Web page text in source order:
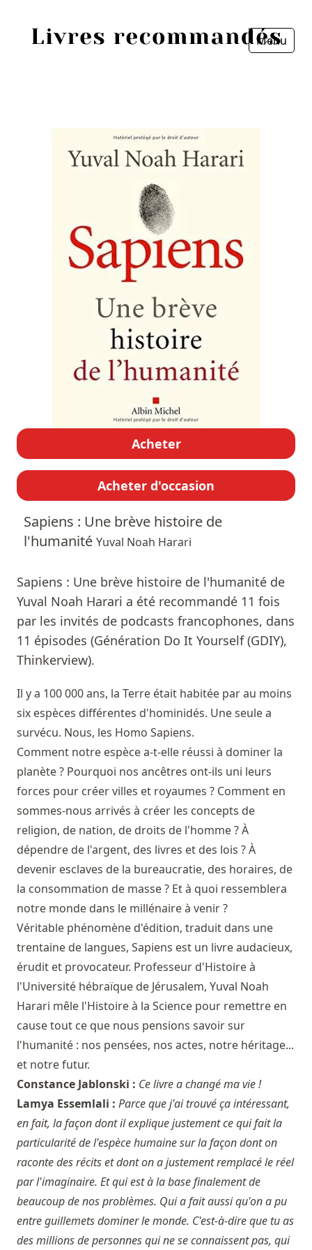
Menu
Acheter
Acheter d'occasion
Sapiens : Une brève histoire de
l'humanité Yuval Noah Harari
Sapiens : Une brève histoire de l'humanité de
Yuval Noah Harari a été recommandé 11 fois
par les invités de podcasts francophones, dans
11 épisodes (Génération Do It Yourself (GDIY),
Thinkerview).
Il y a 100 000 ans, la Terre était habitée par au moins
six espèces différentes d'hominidés. Une seule a
survécu. Nous, les Homo Sapiens.
Comment notre espèce a-t-elle réussi à dominer la
planète ? Pourquoi nos ancêtres ont-ils uni leurs
forces pour créer villes et royaumes ? Comment en
sommes-nous arrivés à créer les concepts de
religion, de nation, de droits de l'homme ? À
dépendre de l'argent, des livres et des lois ? À
devenir esclaves de la bureaucratie, des horaires, de
la consommation de masse ? Et à quoi ressemblera
notre monde dans le millénaire à venir ?
Véritable phénomène d'édition, traduit dans une
trentaine de langues, Sapiens est un livre audacieux,
érudit et provocateur. Professeur d'Histoire à
l'Université hébraïque de Jérusalem, Yuval Noah
Harari mêle l'Histoire à la Science pour remettre en
cause tout ce que nous pensions savoir sur
l'humanité : nos pensées, nos actes, notre héritage...
et notre futur.
Constance Jablonski : Ce livre a changé ma vie !
Lamya Essemlali : Parce que j'ai trouvé ça intéressant,
en fait, la façon dont il explique justement ce qui fait la
particularité de l'espèce humaine sur la façon dont on
raconte des récits et dont on a justement remplacé le réel
par l'imaginaire. Et qui est à la base finalement de
beaucoup de nos problèmes. Qui a fait aussi qu'on a pu
entre guillemets dominer le monde. C'est-à-dire que tu as
des millions de personnes qui ne se connaissent pas, qui
Sources
Livres les plus recommandés
Prix littéraires
Fermer